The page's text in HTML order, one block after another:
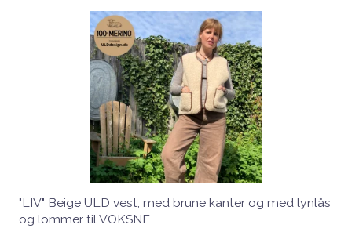
"LIV" Beige ULD vest, med brune kanter og med lynlås
og lommer til VOKSNE